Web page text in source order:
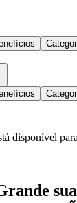
disponível